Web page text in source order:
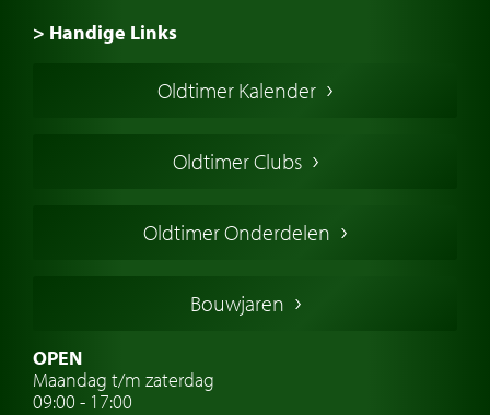
> Handige Links
Amerikaanse oldtimers
Franse oldtimers
Zweedse oldtimers
Oldtimer verzekering
Oldtimer Kalender
Oldtimer Clubs
Oldtimer Onderdelen
Bouwjaren
OPEN
Maandag t/m zaterdag
09:00 - 17:00